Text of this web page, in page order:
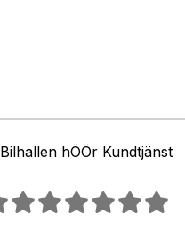
Bilhallen hÖÖr Kundtjänst